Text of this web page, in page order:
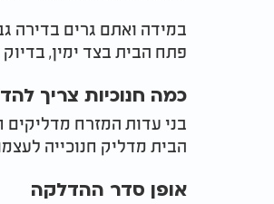
פתח הבית בצד ימין,
כמה חנוכיות צריך
בני עדות המזרח מדליקים
הבית מדליק חנוכייה
אופן סדר ההדלקה